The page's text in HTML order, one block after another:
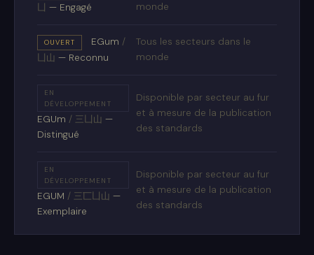
凵 — Engagé
monde
OUVERT EGum /
凵山 — Reconnu
Tous les secteurs dans le
monde
EN
DÉVELOPPEMENT
EGUm / 三凵山 —
Distingué
Disponible par secteur au fur
et à mesure de la publication
des standards
EN
DÉVELOPPEMENT
EGUM / 三匸凵山 —
Exemplaire
Disponible par secteur au fur
et à mesure de la publication
des standards